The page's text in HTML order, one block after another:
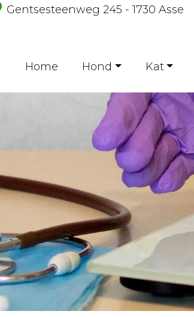
Gentsesteenweg 245 - 1730 Asse
Home Hond Kat